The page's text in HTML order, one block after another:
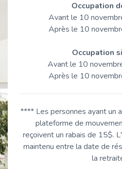
Occupation
Avant le 10
Après le 10
Occupation
Avant le 10
Après le 10
**** Les personnes ayant un
plateforme de
reçoivent un rabais de 15$.
maintenu entre la date de
la